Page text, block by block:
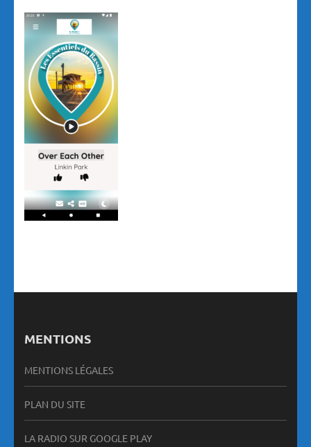
MENTIONS
MENTIONS LÉGALES
PLAN DU SITE
LA RADIO SUR GOOGLE PLAY